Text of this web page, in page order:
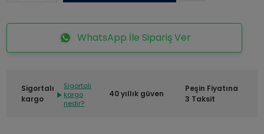
WhatsApp İle Sipariş Ver
Sigortalı
kargo
Sigortalı
kargo
nedir?
40 yıllık güven
Peşin Fiyatına
3 Taksit